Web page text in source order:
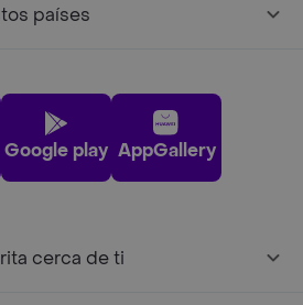
países
Google play AppGallery
cerca de ti